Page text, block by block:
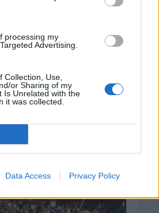
processing my
Advertising.
Collection, Use,
or Sharing of my
Is Unrelated with the
it was collected.
Data Access Privacy Policy
2026 11:42
«Η πρώτη μας νύχτα» – Μια
μουσικοθεατρική
2026 08:30